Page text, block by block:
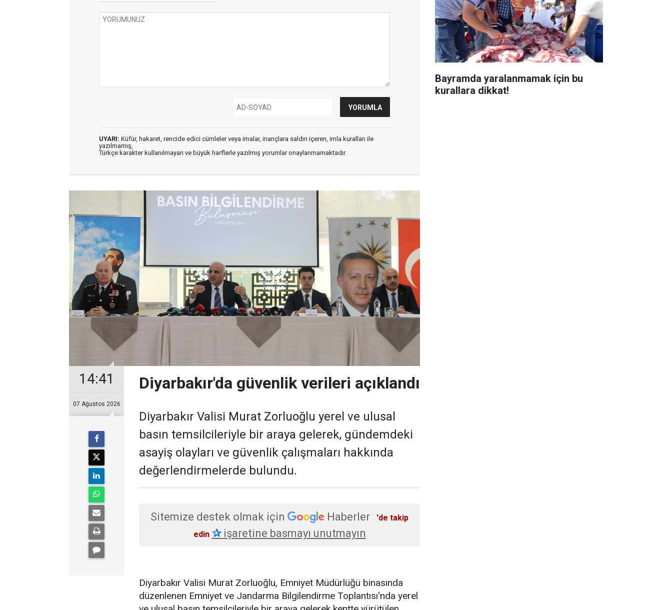
UYARI: Küfür, hakaret, rencide edici cümleler veya imalar, inançlara saldırı içeren, imla kuralları ile
yazılmamış,
Türkçe karakter kullanılmayan ve büyük harflerle yazılmış yorumlar onaylanmamaktadır.
14:41
07 Ağustos 2026
Diyarbakır'da güvenlik verileri açıklandı
Diyarbakır Valisi Murat Zorluoğlu yerel ve ulusal
basın temsilcileriyle bir araya gelerek, gündemdeki
asayiş olayları ve güvenlik çalışmaları hakkında
değerlendirmelerde bulundu.
Sitemize destek olmak için Haberler
'de takip
edin ✰işaretine basmayı unutmayın
Diyarbakır Valisi Murat Zorluoğlu, Emniyet Müdürlüğü binasında
düzenlenen Emniyet ve Jandarma Bilgilendirme Toplantısı'nda yerel
Bayramda yaralanmamak için bu
kurallara dikkat!